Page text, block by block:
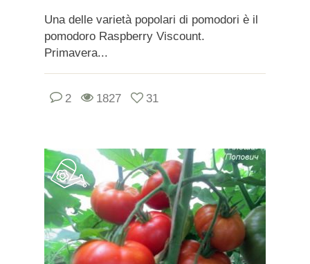
Una delle varietà popolari di pomodori è il
pomodoro Raspberry Viscount.
Primavera...
2 1827 31